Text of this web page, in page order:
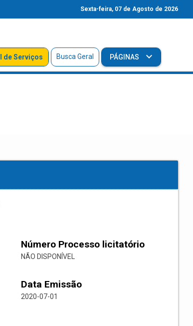
Sexta-feira, 07 de Agosto de 2026
de Serviços Busca Geral PÁGINAS
Número Processo licitatório
NÃO DISPONÍVEL
Data Emissão
2020-07-01